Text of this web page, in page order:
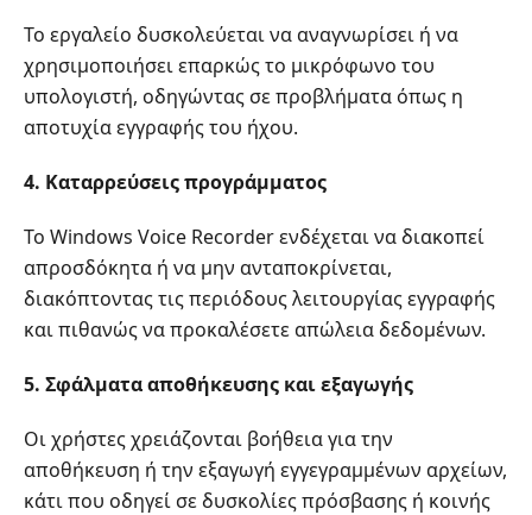
Το εργαλείο δυσκολεύεται να αναγνωρίσει ή να
χρησιμοποιήσει επαρκώς το μικρόφωνο του
υπολογιστή, οδηγώντας σε προβλήματα όπως η
αποτυχία εγγραφής του ήχου.
4. Καταρρεύσεις προγράμματος
Το Windows Voice Recorder ενδέχεται να διακοπεί
απροσδόκητα ή να μην ανταποκρίνεται,
διακόπτοντας τις περιόδους λειτουργίας εγγραφής
και πιθανώς να προκαλέσετε απώλεια δεδομένων.
5. Σφάλματα αποθήκευσης και εξαγωγής
Οι χρήστες χρειάζονται βοήθεια για την
αποθήκευση ή την εξαγωγή εγγεγραμμένων αρχείων,
κάτι που οδηγεί σε δυσκολίες πρόσβασης ή κοινής